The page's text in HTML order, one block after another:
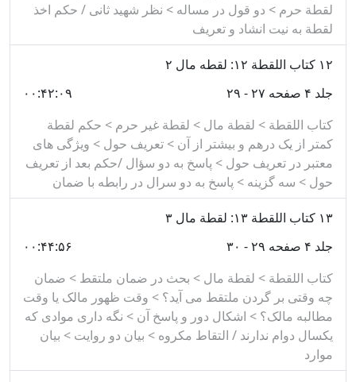
لقطة حرم > دو قول در مساله > نظر شهید ثانی / حکم اخذ
لقطة به نیت انشاد و تعریف
۱۲ کتاب اللقطة ۱۲: لقطه مال ۲
جلد ۴ صفحه ۲۷ - ۲۹
۰۰:۴۲:۰۹
کتاب اللقطة > لقطة مال > لقطة غیر حرم > حکم لقطة
کمتر از یک درهم و بیشتر از آن > تعریف حول > ویژگی های
معتبر در تعریف حول > پاسخ به دو سؤال /حکم بعد از تعریف
حول > سه گزینه > پاسخ به دو سرال در رابطه با ضمان
۱۳ کتاب اللقطة ۱۳: لقطة مال ۳
جلد ۴ صفحه ۲۹ - ۳۰
۰۰:۴۴:۵۶
کتاب اللقطة > لقطة مال > بحث در ضمان ملتقط > ضمان
چه وقتی بر گردن ملتقط می آید؟ > وقت ظهور مالک یا وقت
مطالبه مالک؟ > اشکال دور و پاسخ آن > نگه داری موادی که
یکسال دوام ندارند / التقاط مکروه > بیان دو روایت > بیان
موارد